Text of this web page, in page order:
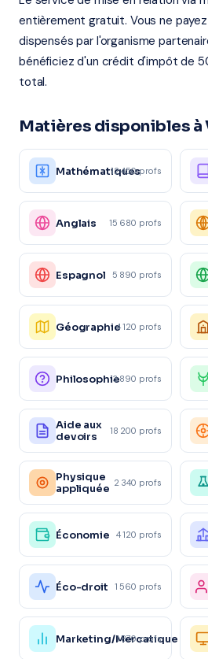
entièrement gratuit. Vous ne
dispensés par l'organisme
bénéficiez d'un crédit d'impôt de
total.
Matières disponibles à
Mathématiques
12 450 profs
Anglais 15 680 profs
Espagnol 5 890 profs
Géographie4 120 profs
Philosophie3 890 profs
Aide aux
devoirs
18 200 profs
Physique
appliquée 2 340 profs
Économie 4 120 profs
Éco-droit 1 560 profs
Marketing/Mercatique
1 870 profs